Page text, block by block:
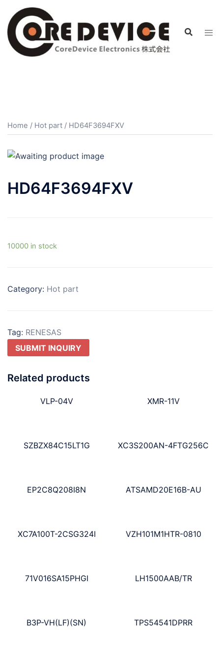
Home / Hot part / HD64F3694FXV
HD64F3694FXV
10000 in stock
Category: Hot part
Tag: RENESAS
SUBMIT INQUIRY
Related products
VLP-04V XMR-11V
SZBZX84C15LT1G XC3S200AN-4FTG256C
EP2C8Q208I8N ATSAMD20E16B-AU
XC7A100T-2CSG324I VZH101M1HTR-0810
71V016SA15PHGI LH1500AAB/TR
B3P-VH(LF)(SN) TPS54541DPRR